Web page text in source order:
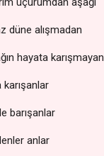
düne alışmadan
hayata karışmayan
karışanlar
barışanlar
anlar